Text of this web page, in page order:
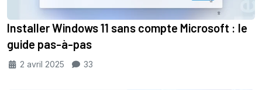
Installer Windows 11 sans compte Microsoft : le
guide pas-à-pas
2 avril 2025 33